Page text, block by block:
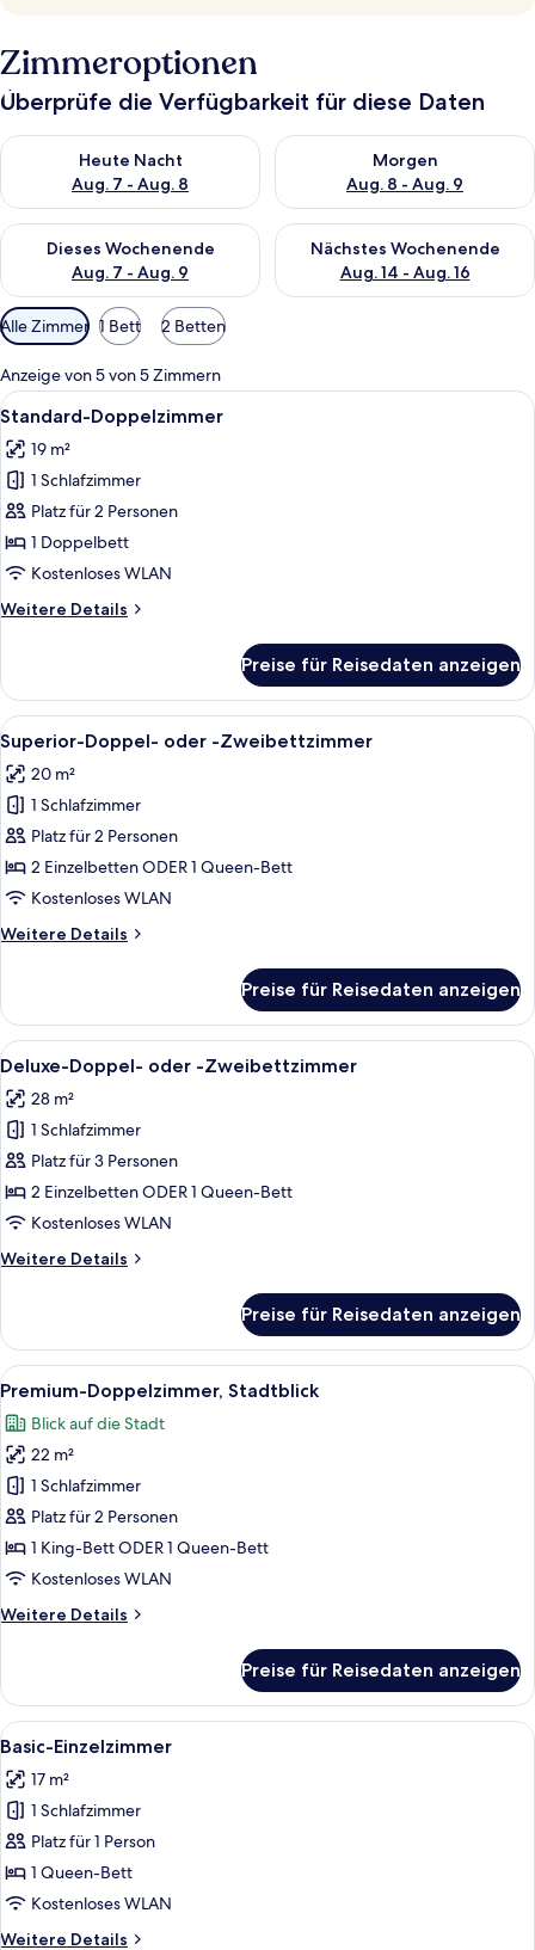
Zimmeroptionen
Überprüfe die Verfügbarkeit für diese Daten
Heute Nacht
Aug. 7 - Aug. 8
Überprüfe die Verfügbarkeit für heute Nacht, Aug. 7 - Aug. 8.
Morgen
Aug. 8 - Aug. 9
Überprüfe die Verfügbarkeit
Dieses Wochenende
Aug. 7 - Aug. 9
Überprüfe die Verfügbarkeit für dieses Wochenende, Aug. 7
Nächstes Wochenende
Aug. 14 - Aug. 16
Überprüfe die Verfügbarkeit
Verfügbare
Filter
für
Zimmer
Alle Zimmer 1 Bett 2 Betten
Anzeige von 5 von 5 Zimmern
Alle
Fotos
für
Standard-
Doppelzimmer
anzeigen
Ein Hotelzimmer mit einem Bett,
5
Standard-Doppelzimmer
19 m²
1 Schlafzimmer
Platz für 2 Personen
1 Doppelbett
Kostenloses WLAN
Weitere Details
Weitere
Doppelzimmer
Preise für Reisedaten anzeigen
Alle
Fotos
für
Superior-
Doppel-
oder
-
anzeigen
Ein Hotelzimmer mit einem großen
5
Superior-Doppel- oder -Zweibettzimmer
20 m²
1 Schlafzimmer
Platz für 2 Personen
2 Einzelbetten ODER 1 Queen-Bett
Kostenloses WLAN
Weitere Details
Weitere
Doppel-
oder
-
Zweibettzimmer
Preise für Reisedaten anzeigen
Alle
Fotos
für
Deluxe-
Doppel-
oder
-
anzeigen
Ein modernes Hotelzimmer mit
5
Deluxe-Doppel- oder -Zweibettzimmer
28 m²
1 Schlafzimmer
Platz für 3 Personen
2 Einzelbetten ODER 1 Queen-Bett
Kostenloses WLAN
Weitere Details
Weitere
Doppel-
oder
-
Zweibettzimmer
Preise für Reisedaten anzeigen
Alle
Fotos
für
Premium-
Doppelzimmer,
Stadtblick
anzeigen
Ein modernes Hotelzimmer mit
5
Premium-Doppelzimmer, Stadtblick
Blick auf die Stadt
22 m²
1 Schlafzimmer
Platz für 2 Personen
1 King-Bett ODER 1 Queen-Bett
Kostenloses WLAN
Weitere Details
Weitere
Doppelzimmer,
Stadtblick
Preise für Reisedaten anzeigen
Alle
Fotos
für
Basic-
Einzelzimmer
anzeigen
Ein Hotelzimmer mit einem großen
4
Basic-Einzelzimmer
17 m²
1 Schlafzimmer
Platz für 1 Person
1 Queen-Bett
Kostenloses WLAN
Weitere Details
Weitere